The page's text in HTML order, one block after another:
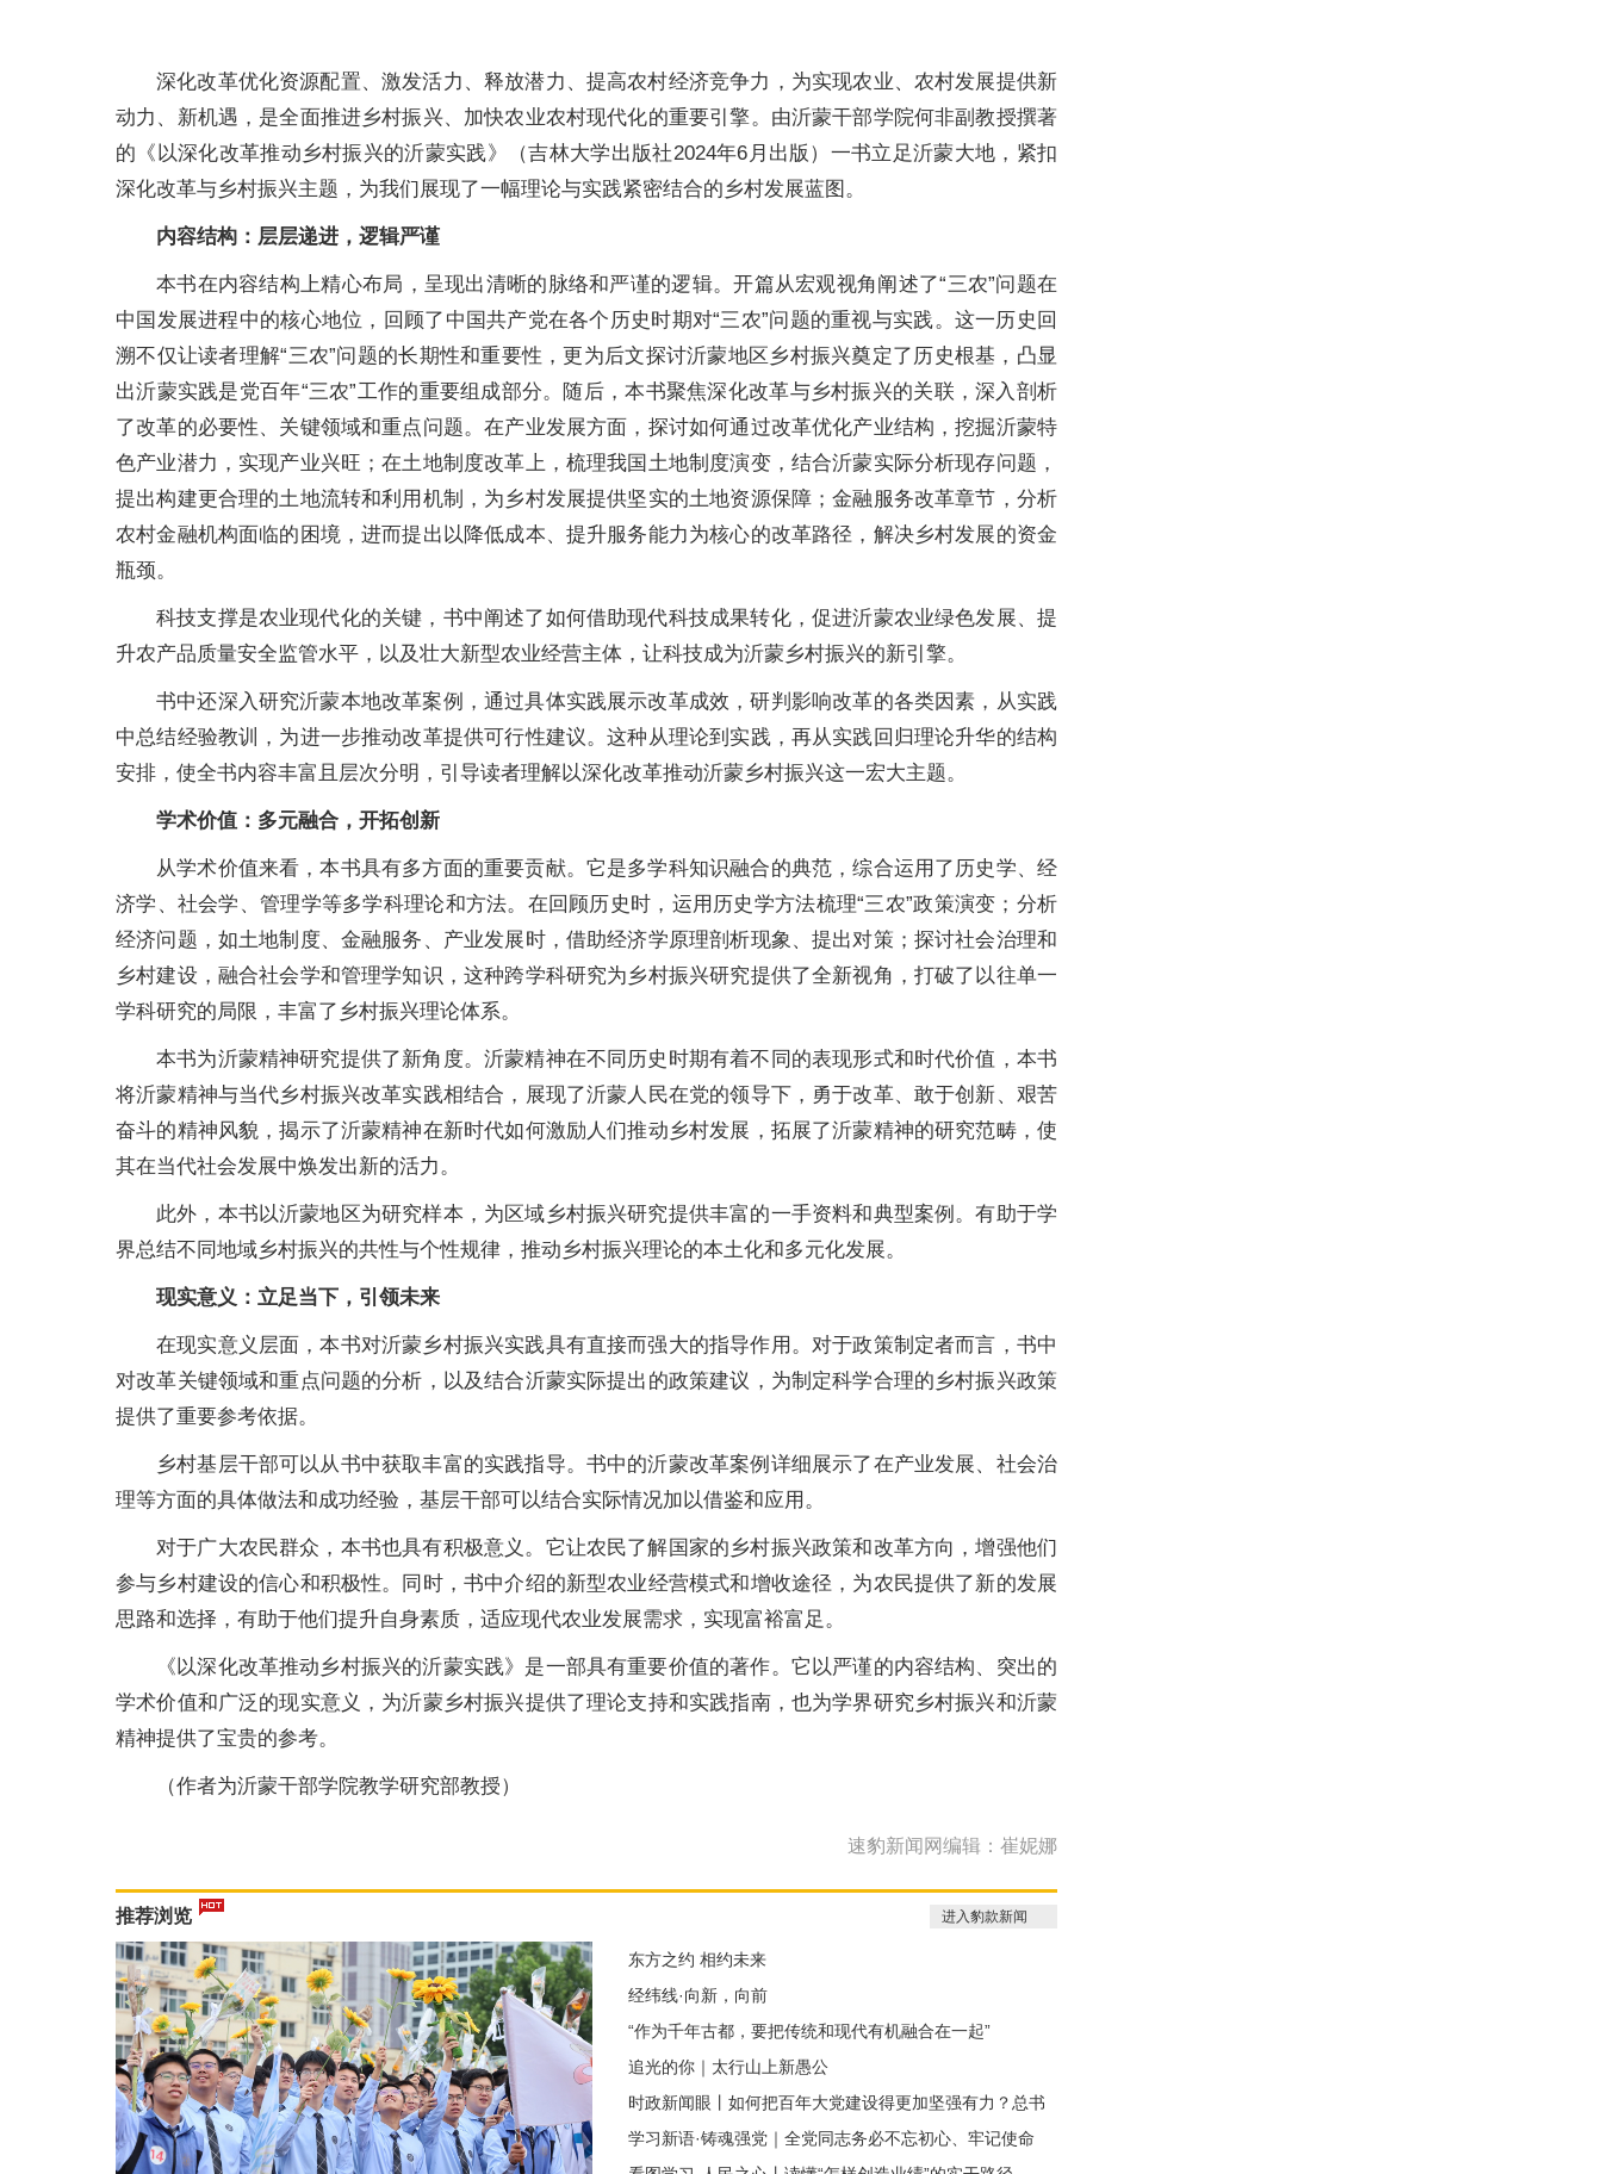
深化改革优化资源配置、激发活力、释放潜力、提高农村经济竞争力，为实现农业、农村发展提供新
动力、新机遇，是全面推进乡村振兴、加快农业农村现代化的重要引擎。由沂蒙干部学院何非副教授撰著
的《以深化改革推动乡村振兴的沂蒙实践》（吉林大学出版社2024年6月出版）一书立足沂蒙大地，紧扣
深化改革与乡村振兴主题，为我们展现了一幅理论与实践紧密结合的乡村发展蓝图。
内容结构：层层递进，逻辑严谨
本书在内容结构上精心布局，呈现出清晰的脉络和严谨的逻辑。开篇从宏观视角阐述了“三农”问题在
中国发展进程中的核心地位，回顾了中国共产党在各个历史时期对“三农”问题的重视与实践。这一历史回
溯不仅让读者理解“三农”问题的长期性和重要性，更为后文探讨沂蒙地区乡村振兴奠定了历史根基，凸显
出沂蒙实践是党百年“三农”工作的重要组成部分。随后，本书聚焦深化改革与乡村振兴的关联，深入剖析
了改革的必要性、关键领域和重点问题。在产业发展方面，探讨如何通过改革优化产业结构，挖掘沂蒙特
色产业潜力，实现产业兴旺；在土地制度改革上，梳理我国土地制度演变，结合沂蒙实际分析现存问题，
提出构建更合理的土地流转和利用机制，为乡村发展提供坚实的土地资源保障；金融服务改革章节，分析
农村金融机构面临的困境，进而提出以降低成本、提升服务能力为核心的改革路径，解决乡村发展的资金
瓶颈。
科技支撑是农业现代化的关键，书中阐述了如何借助现代科技成果转化，促进沂蒙农业绿色发展、提
升农产品质量安全监管水平，以及壮大新型农业经营主体，让科技成为沂蒙乡村振兴的新引擎。
书中还深入研究沂蒙本地改革案例，通过具体实践展示改革成效，研判影响改革的各类因素，从实践
中总结经验教训，为进一步推动改革提供可行性建议。这种从理论到实践，再从实践回归理论升华的结构
安排，使全书内容丰富且层次分明，引导读者理解以深化改革推动沂蒙乡村振兴这一宏大主题。
学术价值：多元融合，开拓创新
从学术价值来看，本书具有多方面的重要贡献。它是多学科知识融合的典范，综合运用了历史学、经
济学、社会学、管理学等多学科理论和方法。在回顾历史时，运用历史学方法梳理“三农”政策演变；分析
经济问题，如土地制度、金融服务、产业发展时，借助经济学原理剖析现象、提出对策；探讨社会治理和
乡村建设，融合社会学和管理学知识，这种跨学科研究为乡村振兴研究提供了全新视角，打破了以往单一
学科研究的局限，丰富了乡村振兴理论体系。
本书为沂蒙精神研究提供了新角度。沂蒙精神在不同历史时期有着不同的表现形式和时代价值，本书
将沂蒙精神与当代乡村振兴改革实践相结合，展现了沂蒙人民在党的领导下，勇于改革、敢于创新、艰苦
奋斗的精神风貌，揭示了沂蒙精神在新时代如何激励人们推动乡村发展，拓展了沂蒙精神的研究范畴，使
其在当代社会发展中焕发出新的活力。
此外，本书以沂蒙地区为研究样本，为区域乡村振兴研究提供丰富的一手资料和典型案例。有助于学
界总结不同地域乡村振兴的共性与个性规律，推动乡村振兴理论的本土化和多元化发展。
现实意义：立足当下，引领未来
在现实意义层面，本书对沂蒙乡村振兴实践具有直接而强大的指导作用。对于政策制定者而言，书中
对改革关键领域和重点问题的分析，以及结合沂蒙实际提出的政策建议，为制定科学合理的乡村振兴政策
提供了重要参考依据。
乡村基层干部可以从书中获取丰富的实践指导。书中的沂蒙改革案例详细展示了在产业发展、社会治
理等方面的具体做法和成功经验，基层干部可以结合实际情况加以借鉴和应用。
对于广大农民群众，本书也具有积极意义。它让农民了解国家的乡村振兴政策和改革方向，增强他们
参与乡村建设的信心和积极性。同时，书中介绍的新型农业经营模式和增收途径，为农民提供了新的发展
思路和选择，有助于他们提升自身素质，适应现代农业发展需求，实现富裕富足。
《以深化改革推动乡村振兴的沂蒙实践》是一部具有重要价值的著作。它以严谨的内容结构、突出的
学术价值和广泛的现实意义，为沂蒙乡村振兴提供了理论支持和实践指南，也为学界研究乡村振兴和沂蒙
精神提供了宝贵的参考。
（作者为沂蒙干部学院教学研究部教授）
速豹新闻网编辑：崔妮娜
推荐浏览 进入豹款新闻
东方之约 相约未来
经纬线·向新，向前
“作为千年古都，要把传统和现代有机融合在一起”
追光的你｜太行山上新愚公
时政新闻眼丨如何把百年大党建设得更加坚强有力？总书
记这样部署
学习新语·铸魂强党｜全党同志务必不忘初心、牢记使命